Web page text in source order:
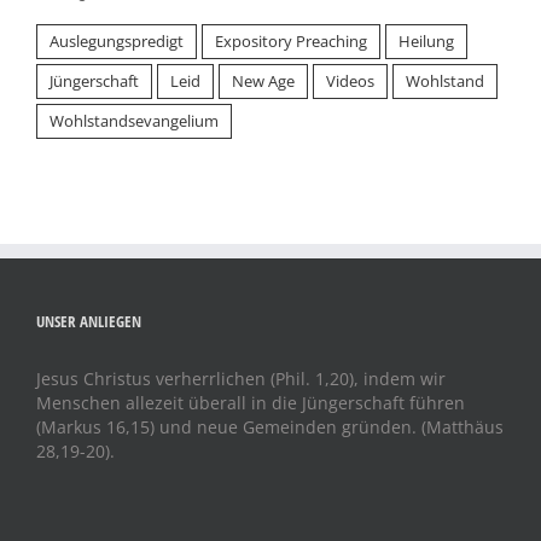
Auslegungspredigt Expository Preaching
Heilung
Jüngerschaft
Leid New Age Videos
Wohlstand
Wohlstandsevangelium
UNSER ANLIEGEN
Jesus Christus verherrlichen (Phil. 1,20), indem wir
Menschen allezeit überall in die Jüngerschaft führen
(Markus 16,15) und neue Gemeinden gründen. (Matthäus
28,19-20).